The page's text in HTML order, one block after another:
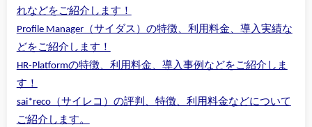
れなどをご紹介します！
Profile Manager（サイダス）の特徴、利用料金、導入実績な
どをご紹介します！
HR-Platformの特徴、利用料金、導入事例などをご紹介しま
す！
sai*reco（サイレコ）の評判、特徴、利用料金などについて
ご紹介します。